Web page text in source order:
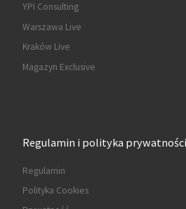
YPI Consulting
Warszawa Live
Kraków Live
Magazyn Exclusive
Regulamin i polityka prywatności
Regulamin
Polityka Cookies